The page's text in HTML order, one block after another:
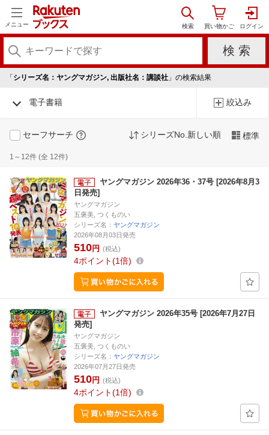
メニュー
「 シリーズ名：ヤングマガジン, 出版社名：講談社 」の検索結果
電子書籍 絞込み
セーフサーチ シリーズNo.新しい順 標準
1～12件 (全 12件)
ヤングマガジン 2026年36・37号 [2026年8月3
日発売]
ヤングマガジン
五褒美, つくものい
シリーズ名： ヤングマガジン
2026年08月03日発売
510円 (税込)
4ポイント 1倍
ヤングマガジン 2026年35号 [2026年7月27日
発売]
ヤングマガジン
五褒美, つくものい
シリーズ名： ヤングマガジン
2026年07月27日発売
510円 (税込)
4ポイント 1倍